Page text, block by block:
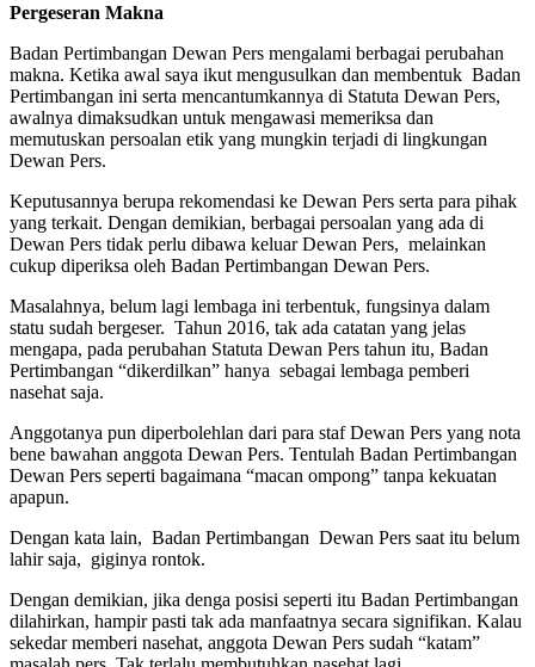
Pergeseran Makna
Badan Pertimbangan Dewan Pers mengalami berbagai perubahan
makna. Ketika awal saya ikut mengusulkan dan membentuk Badan
Pertimbangan ini serta mencantumkannya di Statuta Dewan Pers,
awalnya dimaksudkan untuk mengawasi memeriksa dan
memutuskan persoalan etik yang mungkin terjadi di lingkungan
Dewan Pers.
Keputusannya berupa rekomendasi ke Dewan Pers serta para pihak
yang terkait. Dengan demikian, berbagai persoalan yang ada di
Dewan Pers tidak perlu dibawa keluar Dewan Pers, melainkan
cukup diperiksa oleh Badan Pertimbangan Dewan Pers.
Masalahnya, belum lagi lembaga ini terbentuk, fungsinya dalam
statu sudah bergeser. Tahun 2016, tak ada catatan yang jelas
mengapa, pada perubahan Statuta Dewan Pers tahun itu, Badan
Pertimbangan “dikerdilkan” hanya sebagai lembaga pemberi
nasehat saja.
Anggotanya pun diperbolehlan dari para staf Dewan Pers yang nota
bene bawahan anggota Dewan Pers. Tentulah Badan Pertimbangan
Dewan Pers seperti bagaimana “macan ompong” tanpa kekuatan
apapun.
Dengan kata lain, Badan Pertimbangan Dewan Pers saat itu belum
lahir saja, giginya rontok.
Dengan demikian, jika denga posisi seperti itu Badan Pertimbangan
dilahirkan, hampir pasti tak ada manfaatnya secara signifikan. Kalau
sekedar memberi nasehat, anggota Dewan Pers sudah “katam”